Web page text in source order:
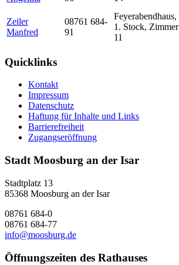
Zeiler
Manfred
08761 684-
91
Feyerabendhaus,
1. Stock, Zimmer
11
Quicklinks
Kontakt
Impressum
Datenschutz
Haftung für Inhalte und Links
Barrierefreiheit
Zugangseröffnung
Stadt Moosburg an der Isar
Stadtplatz 13
85368 Moosburg an der Isar
08761 684-0
08761 684-77
info@moosburg.de
Öffnungszeiten des Rathauses